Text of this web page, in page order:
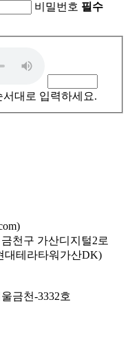
비밀번호 필수
대로 입력하세요.
천구 가산디지털2로
대테라타워가산DK)
금천-3332호